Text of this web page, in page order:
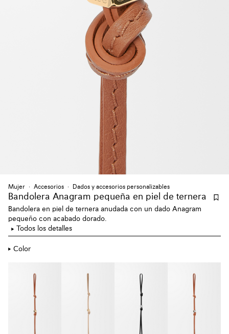
Mujer Accesorios Dados y accesorios personalizables
Bandolera Anagram pequeña en piel de ternera
Bandolera en piel de ternera anudada con un dado Anagram
pequeño con acabado dorado.
Todos los detalles
Color